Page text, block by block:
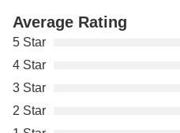
Average Rating
5 Star
4 Star
3 Star
2 Star